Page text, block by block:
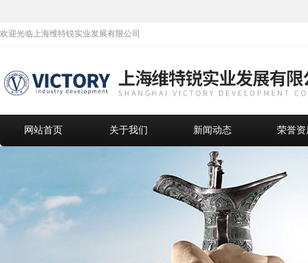
欢迎光临上海维特锐实业发展有限公司
网站首页 关于我们 新闻动态 荣誉资